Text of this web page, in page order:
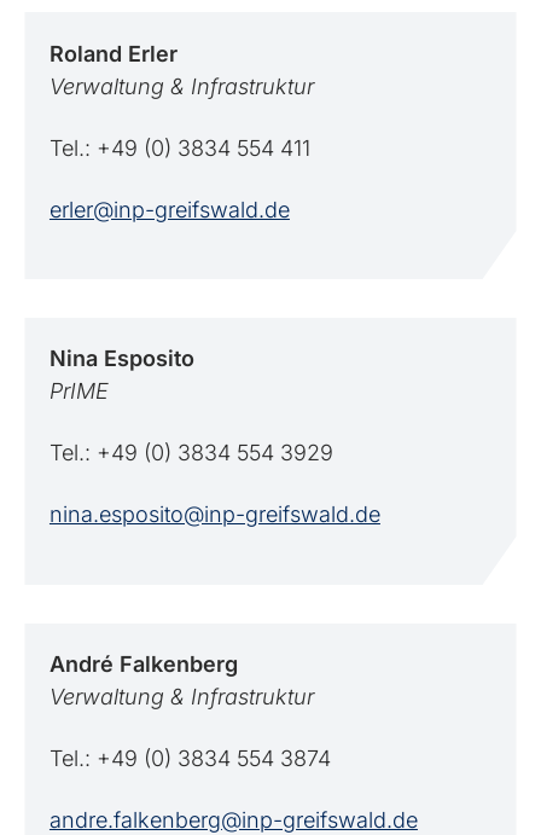
Roland Erler
Verwaltung & Infrastruktur
Tel.: +49 (0) 3834 554 411
erler@inp-greifswald.de
Nina Esposito
PrIME
Tel.: +49 (0) 3834 554 3929
nina.esposito@inp-greifswald.de
André Falkenberg
Verwaltung & Infrastruktur
Tel.: +49 (0) 3834 554 3874
andre.falkenberg@inp-greifswald.de